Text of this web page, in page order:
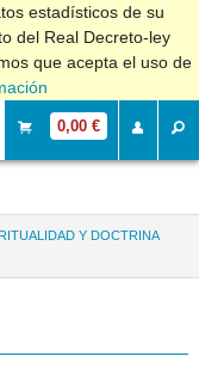
estadísticos de su
del Real Decreto-ley
que acepta el uso de
0,00 €
Y DOCTRINA